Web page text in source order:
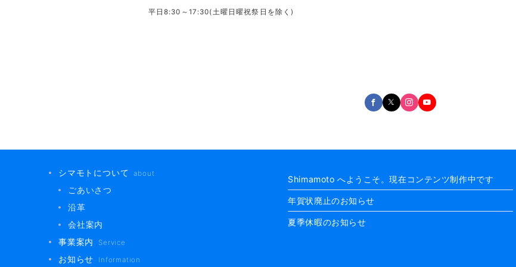
平日8:30～17:30(土曜日曜祝祭日を除く)
シマモトについて about
ごあいさつ
沿革
会社案内
事業案内
Service
お知らせ Information
Shimamoto へようこそ。現在コンテンツ制作中です
年賀状廃止のお知らせ
夏季休暇のお知らせ